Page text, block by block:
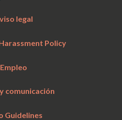
legal
Policy
Empleo
comunicación
Guidelines